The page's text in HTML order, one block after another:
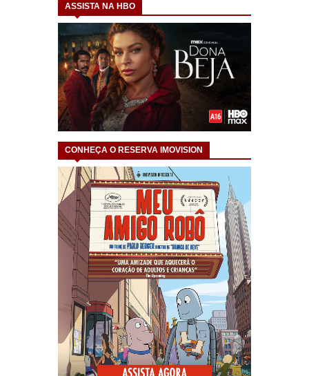
ASSISTA NA HBO
CONHEÇA O RESERVA IMOVISION